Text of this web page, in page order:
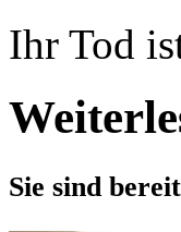
Ihr Tod
Sie sind